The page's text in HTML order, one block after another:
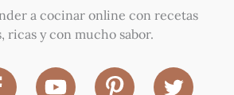
a cocinar online con recetas
ricas y con mucho sabor.